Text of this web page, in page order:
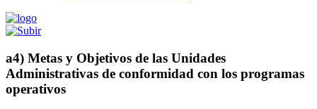
a4) Metas y Objetivos de las Unidades
Administrativas de conformidad con los programas
operativos